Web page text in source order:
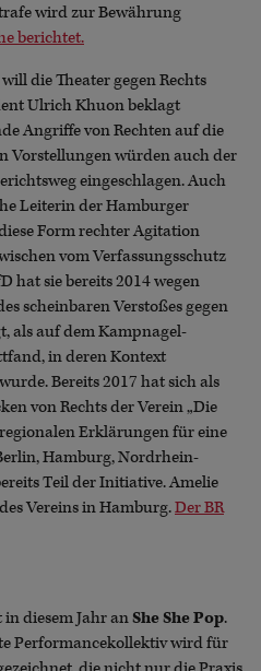
wird zur Bewährung
berichtet.
will die Theater gegen Rechts
Ulrich Khuon beklagt
Angriffe von Rechten auf die
Vorstellungen würden auch der
eingeschlagen. Auch
Leiterin der Hamburger
Form rechter Agitation
vom Verfassungsschutz
hat sie bereits 2014 wegen
scheinbaren Verstoßes gegen
als auf dem Kampnagel-
in deren Kontext
Bereits 2017 hat sich als
von Rechts der Verein „Die
Erklärungen für eine
Hamburg, Nordrhein-
Teil der Initiative. Amelie
Vereins in Hamburg.Der BR
diesem Jahr anShe She Pop.
Performancekollektiv wird für